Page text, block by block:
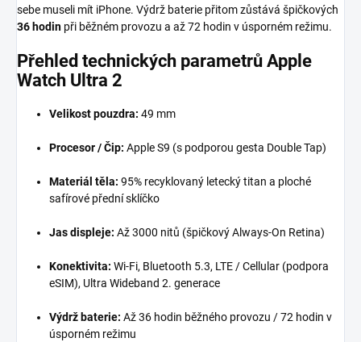
sebe museli mít iPhone. Výdrž baterie přitom zůstává špičkových
36 hodin při běžném provozu a až 72 hodin v úsporném režimu.
Přehled technických parametrů Apple
Watch Ultra 2
Velikost pouzdra: 49 mm
Procesor / Čip: Apple S9 (s podporou gesta Double Tap)
Materiál těla: 95% recyklovaný letecký titan a ploché
safírové přední sklíčko
Jas displeje: Až 3000 nitů (špičkový Always-On Retina)
Konektivita: Wi-Fi, Bluetooth 5.3, LTE / Cellular (podpora
eSIM), Ultra Wideband 2. generace
Výdrž baterie: Až 36 hodin běžného provozu / 72 hodin v
úsporném režimu